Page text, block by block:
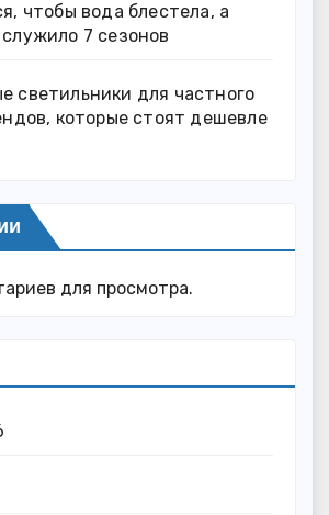
чтобы вода блестела, а
7 сезонов
светильники для частного
которые стоят дешевле
для просмотра.